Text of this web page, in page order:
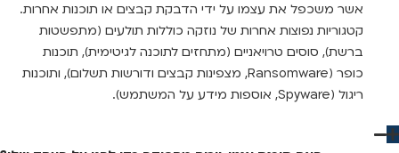
אשר משכפל את עצמו על ידי הדבקת קבצים או תוכנות אחרות.
קטגוריות נפוצות אחרות של נוזקה כוללות תולעים (מתפשטות
ברשת), סוסים טרויאניים (מתחזים לתוכנה לגיטימית), תוכנות
כופר (Ransomware, מצפינות קבצים ודורשות תשלום), ותוכנות
ריגול (Spyware, אוספות מידע על המשתמש).